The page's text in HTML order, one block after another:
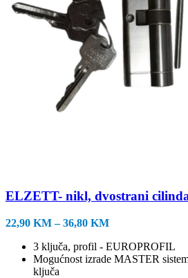
ELZETT- nikl, dvostrani
22,90 KM – 36,80 KMRaspon
od
22,90 KM
3 ključa, profil - EUROPROFIL
Mogućnost izrade MASTER
ključa